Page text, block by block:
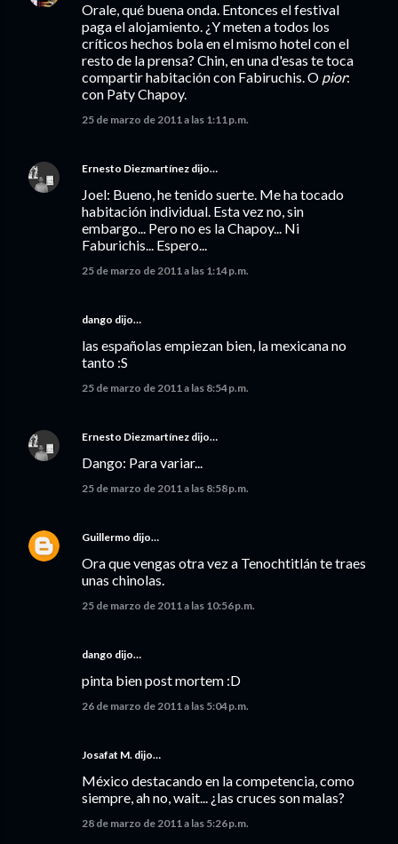
Orale, qué buena onda. Entonces el festival
paga el alojamiento. ¿Y meten a todos los
críticos hechos bola en el mismo hotel con el
resto de la prensa? Chin, en una d'esas te toca
compartir habitación con Fabiruchis. O pior:
con Paty Chapoy.
25 de marzo de 2011 a las 1:11 p.m.
Ernesto Diezmartínez dijo…
Joel: Bueno, he tenido suerte. Me ha tocado
habitación individual. Esta vez no, sin
embargo... Pero no es la Chapoy... Ni
Faburichis... Espero...
25 de marzo de 2011 a las 1:14 p.m.
dango dijo…
las españolas empiezan bien, la mexicana no
tanto :S
25 de marzo de 2011 a las 8:54 p.m.
Ernesto Diezmartínez dijo…
Dango: Para variar...
25 de marzo de 2011 a las 8:58 p.m.
Guillermo dijo…
Ora que vengas otra vez a Tenochtitlán te traes
unas chinolas.
25 de marzo de 2011 a las 10:56 p.m.
dango dijo…
pinta bien post mortem :D
26 de marzo de 2011 a las 5:04 p.m.
Josafat M. dijo…
México destacando en la competencia, como
siempre, ah no, wait... ¿las cruces son malas?
28 de marzo de 2011 a las 5:26 p.m.